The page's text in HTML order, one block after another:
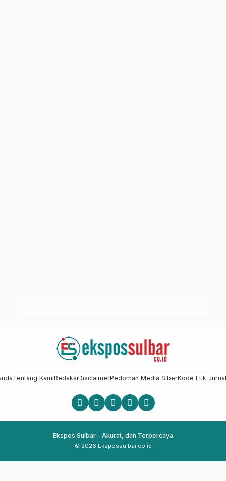
Tentang KamiRedaksiDisclaimerPedoman Media SiberKode Etik
Ekspos Sulbar - Akurat, dan Terpercaya
© 2026 Ekspossulbar.co.id